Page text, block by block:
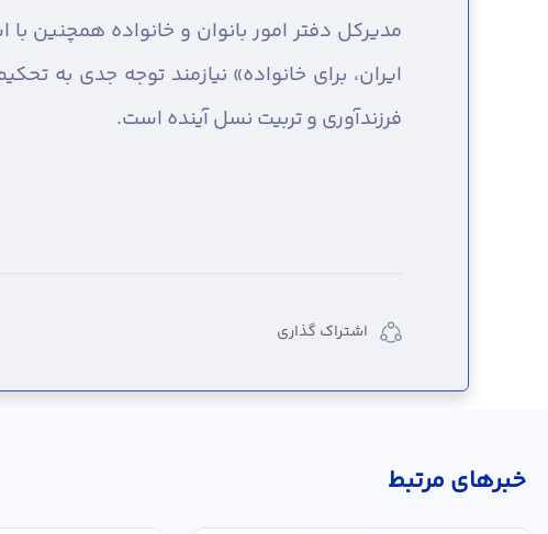
مدیرکل دفتر امور بانوان و خانواده همچنین
ایران، برای خانواده» نیازمند توجه جدی به
فرزندآوری و تربیت نسل آینده است.
اشتراک گذاری
خبر‌های مرتبط